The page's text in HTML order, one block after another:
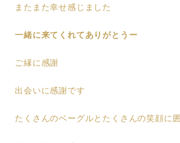
またまた幸せ感じました
一緒に来てくれてありがとうー
ご縁に感謝
出会いに感謝です
たくさんのベーグルとたくさんの笑顔に